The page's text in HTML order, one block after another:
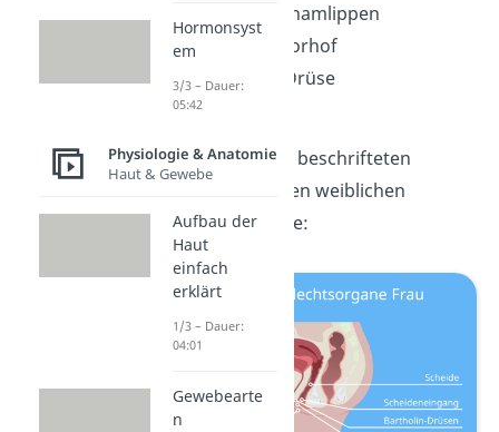
die inneren Schamlippen
der Scheidenvorhof
die Bartholin-Drüse
die Klitoris
Hier siehst du den beschrifteten
der äußeren weiblichen
Geschlechtsorgane:
Hormonsyst
em
3/3 – Dauer:
05:42
Physiologie & Anatomie
Haut & Gewebe
Aufbau der
Haut
einfach
erklärt
1/3 – Dauer:
04:01
Gewebearte
n